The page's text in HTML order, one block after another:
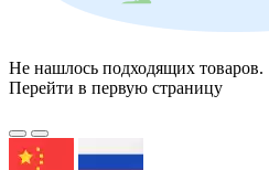
Не нашлось подходящих товаров.
Перейти в первую страницу